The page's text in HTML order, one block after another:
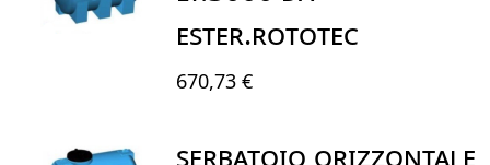
ESTER.ROTOTEC
670,73 €
SERBATOIO ORIZZONTALE